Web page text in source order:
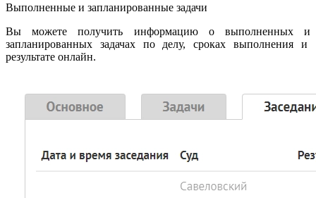
Выполненные и запланированные задачи
Вы можете получить информацию о выполненных и
запланированных задачах по делу, сроках выполнения и
результате онлайн.